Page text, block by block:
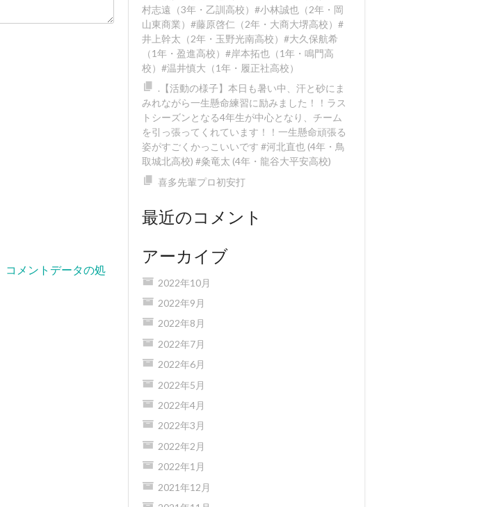
コメントデータの処
村志遠（3年・乙訓高校）#小林誠也（2年・岡
山東商業）#藤原啓仁（2年・大商大堺高校）#
井上幹太（2年・玉野光南高校）#大久保航希
（1年・盈進高校）#岸本拓也（1年・鳴門高
校）#温井慎大（1年・履正社高校）
.【活動の様子】本日も暑い中、汗と砂にま
みれながら一生懸命練習に励みました！！️ラス
トシーズンとなる4年生が中心となり、チーム
を引っ張ってくれています！！一生懸命頑張る
姿がすごくかっこいいです #河北直也 (4年・鳥
取城北高校) #粂竜太 (4年・龍谷大平安高校)
喜多先輩プロ初安打
最近のコメント
アーカイブ
2022年10月
2022年9月
2022年8月
2022年7月
2022年6月
2022年5月
2022年4月
2022年3月
2022年2月
2022年1月
2021年12月